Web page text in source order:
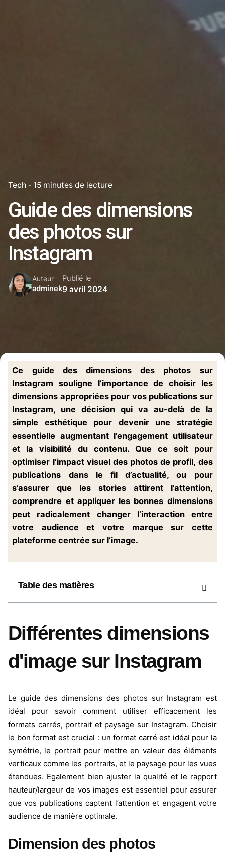
Tech 15 minutes de lecture
Guide des dimensions
des photos sur
Instagram
Auteur
adminek
Publié le
9 avril 2024
Ce guide des dimensions des photos sur
Instagram souligne l’importance de choisir les
dimensions appropriées pour vos publications sur
Instagram, une décision qui va au-delà de la
simple esthétique pour devenir une stratégie
essentielle augmentant l’engagement utilisateur
et la visibilité du contenu. Que ce soit pour
optimiser l’impact visuel des photos de profil, des
publications dans le fil d’actualité, ou pour
s’assurer que les stories attirent l’attention,
comprendre et appliquer les bonnes dimensions
peut radicalement changer l’interaction entre
votre audience et votre marque sur cette
plateforme centrée sur l’image.
Table des matières
Différentes dimensions
d'image sur Instagram
Le guide des dimensions des photos sur Instagram est
idéal pour savoir comment utiliser efficacement les
formats carrés, portrait et paysage sur Instagram. Choisir
le bon format est crucial : un format carré est idéal pour la
symétrie, le portrait pour mettre en valeur des éléments
verticaux comme les portraits, et le paysage pour les vues
étendues. Egalement bien ajuster la qualité et le rapport
hauteur/largeur de vos images est essentiel pour assurer
que vos publications captent l’attention et engagent votre
audience de manière optimale.
Dimension des photos